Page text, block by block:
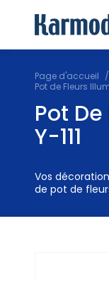
Page d'accueil
Pot de Fleurs
Pot
Y-111
Vos
de pot de